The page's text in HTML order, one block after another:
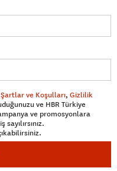
Şartlar ve Koşulları, Gizlilik
ve HBR Türkiye
ve promosyonlara